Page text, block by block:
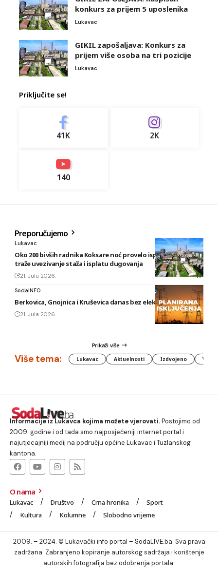
konkurs za prijem 5 uposlenika
Lukavac
GIKIL zapošaljava: Konkurs za
prijem više osoba na tri pozicije
Lukavac
Priključite se!
41K 2K
140
Preporučujemo
Lukavac
Oko 200 bivših radnika Koksare noć provelo ispred fabrike,
traže uvezivanje staža i isplatu dugovanja
21. Jula 2026.
SodaINFO
Berkovica, Gnojnica i Kruševica danas bez električne energije
21. Jula 2026.
Prikaži više
Više tema: Lukavac Aktuelnosti Izdvojeno
Informacije iz Lukavca kojima možete vjerovati.Postojimo od
2009. godine i od tada smo najposjećeniji internet portal i
najutjecajniji medij na području općine Lukavac i Tuzlanskog
kantona.
O nama
Lukavac Društvo Crna hronika
Sport
Kultura
Kolumne Slobodno vrijeme
2009. – 2024. © Lukavački info portal – SodaLIVE.ba. Sva prava
zadržana. Zabranjeno kopiranje autorskog sadržaja i korištenje
autorskih fotografija bez odobrenja portala.